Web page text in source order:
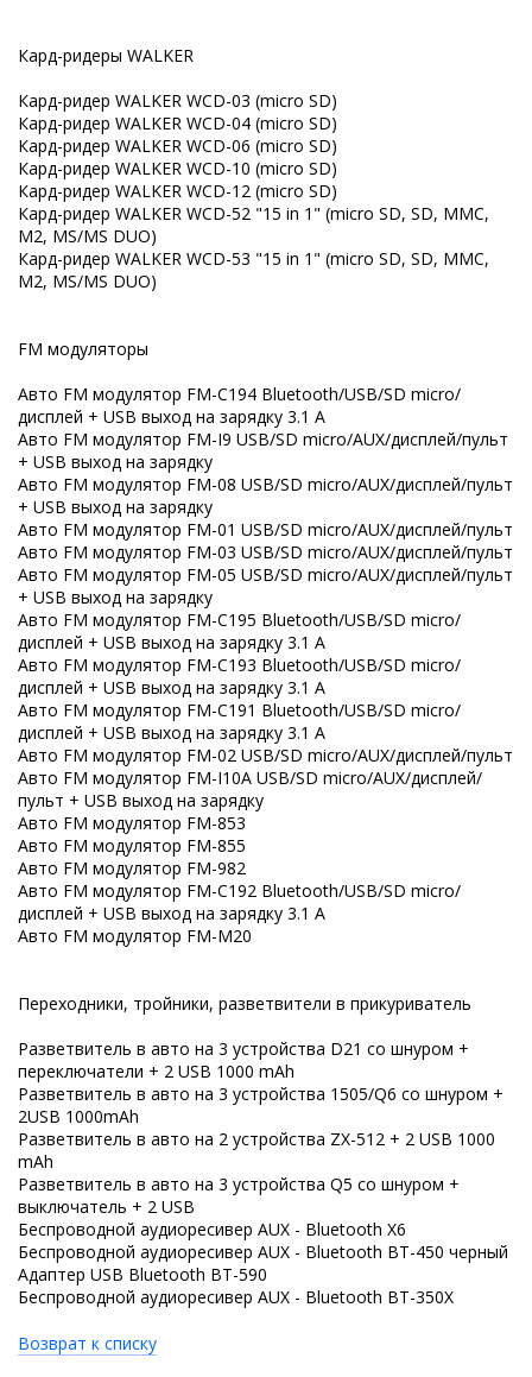
Кард-ридеры WALKER
Кард-ридер WALKER WCD-03 (micro SD)
Кард-ридер WALKER WCD-04 (micro SD)
Кард-ридер WALKER WCD-06 (micro SD)
Кард-ридер WALKER WCD-10 (micro SD)
Кард-ридер WALKER WCD-12 (micro SD)
Кард-ридер WALKER WCD-52 "15 in 1" (micro SD, SD, MMC,
M2, MS/MS DUO)
Кард-ридер WALKER WCD-53 "15 in 1" (micro SD, SD, MMC,
M2, MS/MS DUO)
FM модуляторы
Авто FM модулятор FM-C194 Bluetooth/USB/SD micro/
дисплей + USB выход на зарядку 3.1 A
Авто FM модулятор FM-I9 USB/SD micro/AUX/дисплей/пульт
+ USB выход на зарядку
Авто FM модулятор FM-08 USB/SD micro/AUX/дисплей/пульт
+ USB выход на зарядку
Авто FM модулятор FM-01 USB/SD micro/AUX/дисплей/пульт
Авто FM модулятор FM-03 USB/SD micro/AUX/дисплей/пульт
Авто FM модулятор FM-05 USB/SD micro/AUX/дисплей/пульт
+ USB выход на зарядку
Авто FM модулятор FM-C195 Bluetooth/USB/SD micro/
дисплей + USB выход на зарядку 3.1 A
Авто FM модулятор FM-C193 Bluetooth/USB/SD micro/
дисплей + USB выход на зарядку 3.1 A
Авто FM модулятор FM-C191 Bluetooth/USB/SD micro/
дисплей + USB выход на зарядку 3.1 A
Авто FM модулятор FM-02 USB/SD micro/AUX/дисплей/пульт
Авто FM модулятор FM-I10A USB/SD micro/AUX/дисплей/
пульт + USB выход на зарядку
Авто FM модулятор FM-853
Авто FM модулятор FM-855
Авто FM модулятор FM-982
Авто FM модулятор FM-C192 Bluetooth/USB/SD micro/
дисплей + USB выход на зарядку 3.1 A
Авто FM модулятор FM-M20
Переходники, тройники, разветвители в прикуриватель
Разветвитель в авто на 3 устройства D21 со шнуром +
переключатели + 2 USB 1000 mAh
Разветвитель в авто на 3 устройства 1505/Q6 со шнуром +
2USB 1000mAh
Разветвитель в авто на 2 устройства ZX-512 + 2 USB 1000
mAh
Разветвитель в авто на 3 устройства Q5 со шнуром +
выключатель + 2 USB
Беспроводной аудиоресивер AUX - Bluetooth X6
Беспроводной аудиоресивер AUX - Bluetooth BT-450 черный
Адаптер USB Bluetooth BT-590
Беспроводной аудиоресивер AUX - Bluetooth BT-350X
Возврат к списку